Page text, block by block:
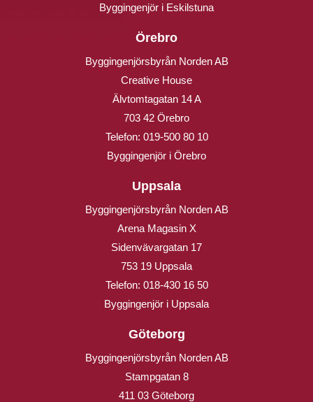
Byggingenjör i Eskilstuna
Örebro
Byggingenjörsbyrån Norden AB
Creative House
Älvtomtagatan 14 A
703 42 Örebro
Telefon: 019-500 80 10
Byggingenjör i Örebro
Uppsala
Byggingenjörsbyrån Norden AB
Arena Magasin X
Sidenvävargatan 17
753 19 Uppsala
Telefon: 018-430 16 50
Byggingenjör i Uppsala
Göteborg
Byggingenjörsbyrån Norden AB
Stampgatan 8
411 03 Göteborg